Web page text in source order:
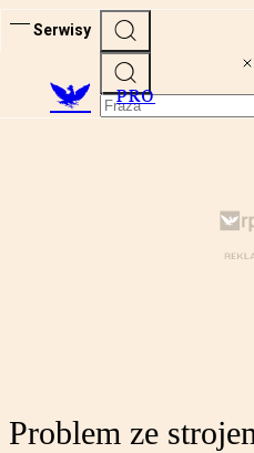
Serwisy
PRO
Problem ze